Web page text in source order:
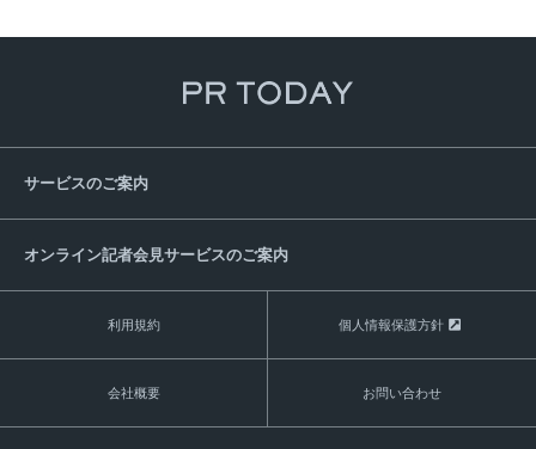
サービスのご案内
オンライン記者会見サービスのご案内
利用規約 個人情報保護方針
会社概要 お問い合わせ